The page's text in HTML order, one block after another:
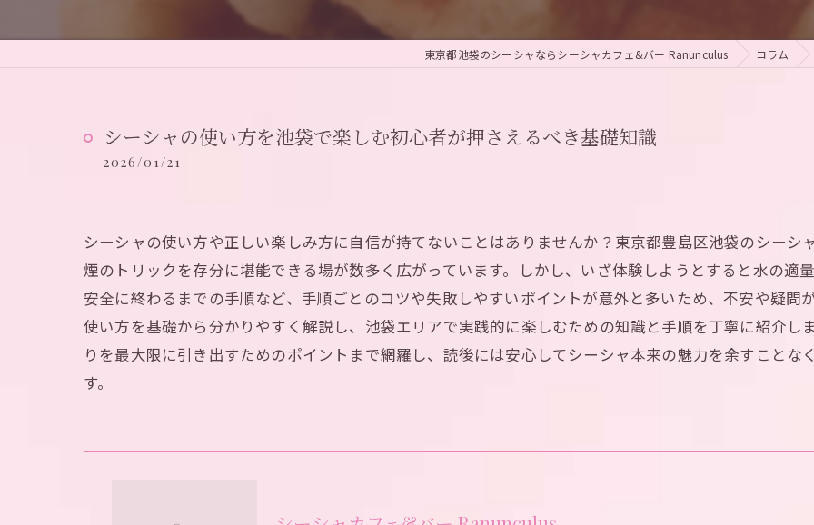
東京都池袋のシーシャならシーシャカフェ&バー Ranunculus コラム
シーシャの使い方を池袋で楽しむ初心者が押さえるべき基礎知識
2026/01/21
シーシャの使い方や正しい楽しみ方に自信が持てないことはありませんか？東京都豊島区池袋のシー
煙のトリックを存分に堪能できる場が数多く広がっています。しかし、いざ体験しようとすると水の適
安全に終わるまでの手順など、手順ごとのコツや失敗しやすいポイントが意外と多いため、不安や疑問
使い方を基礎から分かりやすく解説し、池袋エリアで実践的に楽しむための知識と手順を丁寧に紹介し
りを最大限に引き出すためのポイントまで網羅し、読後には安心してシーシャ本来の魅力を余すこと
す。